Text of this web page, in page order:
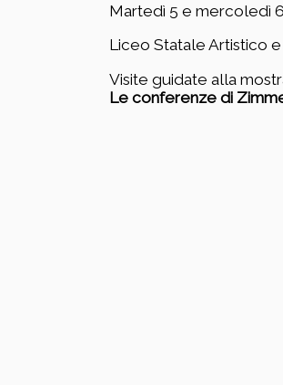
Martedì 5 e mercoledì
Liceo Statale Artistico e
Visite guidate alla
Le conferenze di